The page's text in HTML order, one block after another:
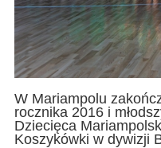
W Mariampolu
rocznika 2016 i
Dziecięca
Koszykówki w dywizji